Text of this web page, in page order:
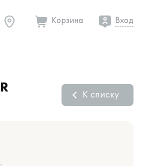
Корзина Вход
К списку